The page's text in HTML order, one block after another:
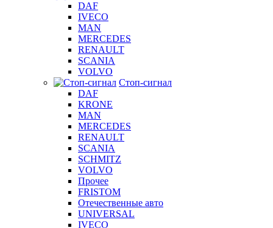
DAF
IVECO
MAN
MERCEDES
RENAULT
SCANIA
VOLVO
Стоп-сигнал
DAF
KRONE
MAN
MERCEDES
RENAULT
SCANIA
SCHMITZ
VOLVO
Прочее
FRISTOM
Отечественные авто
UNIVERSAL
IVECO